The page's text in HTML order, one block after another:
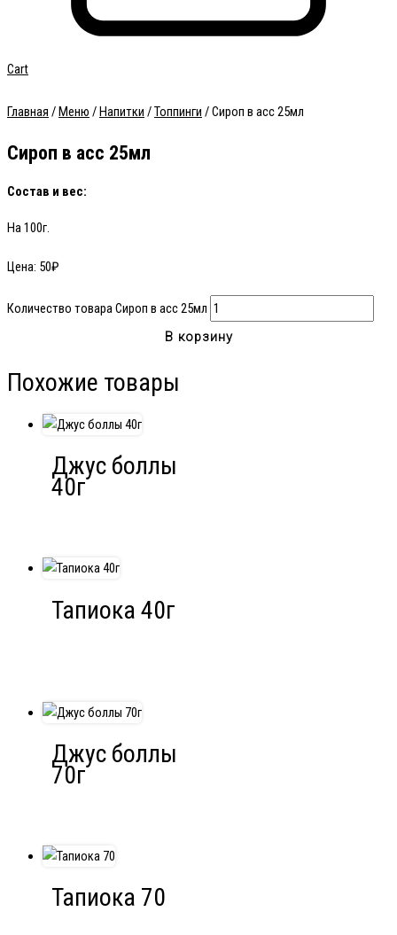
Cart
Главная /Меню /Напитки /Топпинги / Сироп в асс 25мл
Сироп в асс 25мл
Состав и вес:
На 100г.
Цена: 50₽
Количество товара Сироп в асс 25мл
В корзину
Похожие товары
Джус боллы
40г
Тапиока 40г
Джус боллы
70г
Тапиока 70